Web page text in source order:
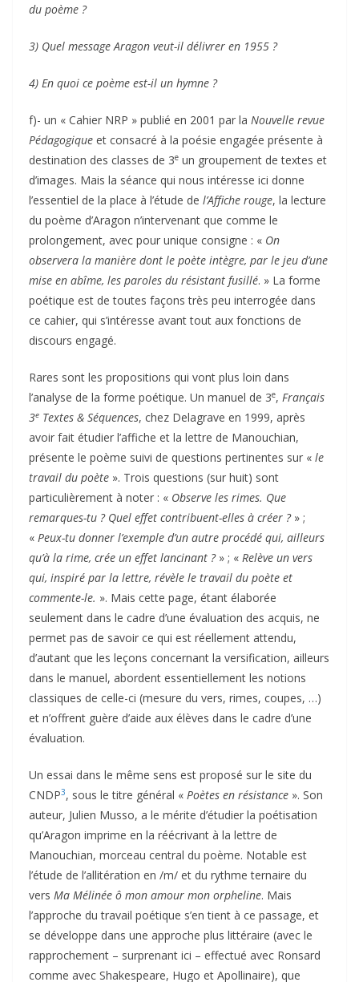
du poème ?
3) Quel message Aragon veut-il délivrer en 1955 ?
4) En quoi ce poème est-il un hymne ?
f)- un « Cahier NRP » publié en 2001 par la Nouvelle revue
Pédagogique et consacré à la poésie engagée présente à
destination des classes de 3e un groupement de textes et
d’images. Mais la séance qui nous intéresse ici donne
l’essentiel de la place à l’étude de l’Affiche rouge, la lecture
du poème d’Aragon n’intervenant que comme le
prolongement, avec pour unique consigne : « On
observera la manière dont le poète intègre, par le jeu d’une
mise en abîme, les paroles du résistant fusillé. » La forme
poétique est de toutes façons très peu interrogée dans
ce cahier, qui s’intéresse avant tout aux fonctions de
discours engagé.
Rares sont les propositions qui vont plus loin dans
l’analyse de la forme poétique. Un manuel de 3e, Français
3e Textes & Séquences, chez Delagrave en 1999, après
avoir fait étudier l’affiche et la lettre de Manouchian,
présente le poème suivi de questions pertinentes sur « le
travail du poète ». Trois questions (sur huit) sont
particulièrement à noter : « Observe les rimes. Que
remarques-tu ? Quel effet contribuent-elles à créer ? » ;
« Peux-tu donner l’exemple d’un autre procédé qui, ailleurs
qu’à la rime, crée un effet lancinant ?» ; « Relève un vers
qui, inspiré par la lettre, révèle le travail du poète et
commente-le. ». Mais cette page, étant élaborée
seulement dans le cadre d’une évaluation des acquis, ne
permet pas de savoir ce qui est réellement attendu,
d’autant que les leçons concernant la versification, ailleurs
dans le manuel, abordent essentiellement les notions
classiques de celle-ci (mesure du vers, rimes, coupes, …)
et n’offrent guère d’aide aux élèves dans le cadre d’une
évaluation.
Un essai dans le même sens est proposé sur le site du
CNDP3, sous le titre général « Poètes en résistance ». Son
auteur, Julien Musso, a le mérite d’étudier la poétisation
qu’Aragon imprime en la réécrivant à la lettre de
Manouchian, morceau central du poème. Notable est
l’étude de l’allitération en /m/ et du rythme ternaire du
vers Ma Mélinée ô mon amour mon orpheline. Mais
l’approche du travail poétique s’en tient à ce passage, et
se développe dans une approche plus littéraire (avec le
rapprochement – surprenant ici – effectué avec Ronsard
comme avec Shakespeare, Hugo et Apollinaire), que